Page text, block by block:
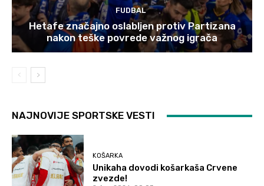
FUDBAL
Hetafe značajno oslabljen protiv Partizana
nakon teške povrede važnog igrača
NAJNOVIJE SPORTSKE VESTI
KOŠARKA
Unikaha dovodi košarkaša Crvene
zvezde!